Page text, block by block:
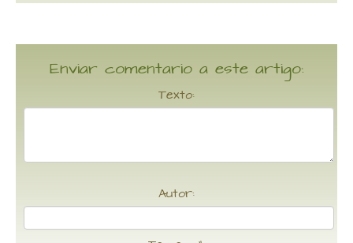
Enviar comentario a este artigo:
Texto:
Autor: